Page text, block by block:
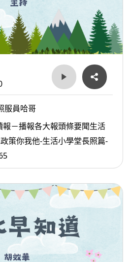
服員哈哥
報－播報各大報頭條要聞生活
策你我他-生活小學堂長照篇-